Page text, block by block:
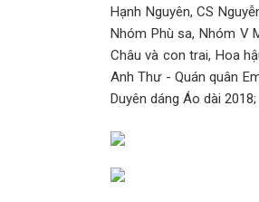
Hạnh Nguyên, CS
Nhóm Phù sa, Nhóm V
Châu và con trai, Hoa
Anh Thư - Quán quân
Duyên dáng Áo dài